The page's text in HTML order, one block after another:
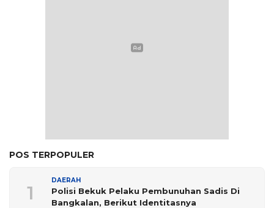
POS TERPOPULER
1
DAERAH
Polisi Bekuk Pelaku Pembunuhan Sadis Di
Bangkalan, Berikut Identitasnya